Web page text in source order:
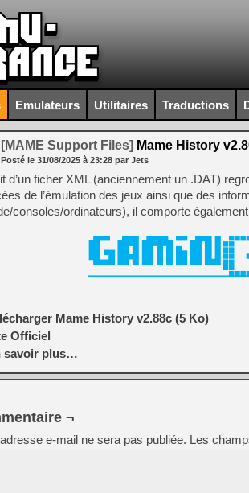
Emulateurs Utilitaires Traductions
[MAME Support Files] Mame History
Posté le 31/08/2025 à 23:28 par Jets
d’un ficher XML (anciennement un .DAT)
de l’émulation des jeux ainsi que des
consoles/ordinateurs), il comporte
Mame History v2.88c (5 Ko)
Officiel
savoir plus…
¬
e-mail ne sera pas publiée. Les